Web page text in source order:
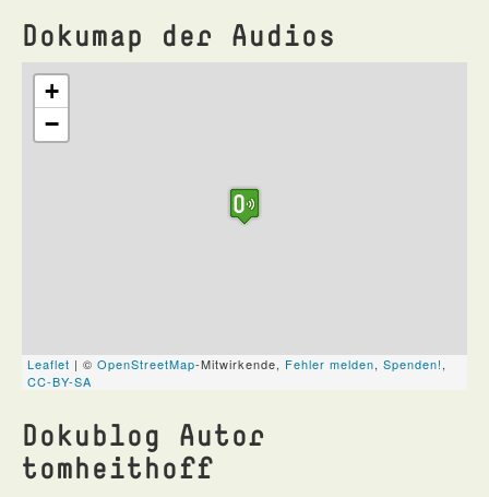
Dokumap der Audios
Dokublog Autor
tomheithoff